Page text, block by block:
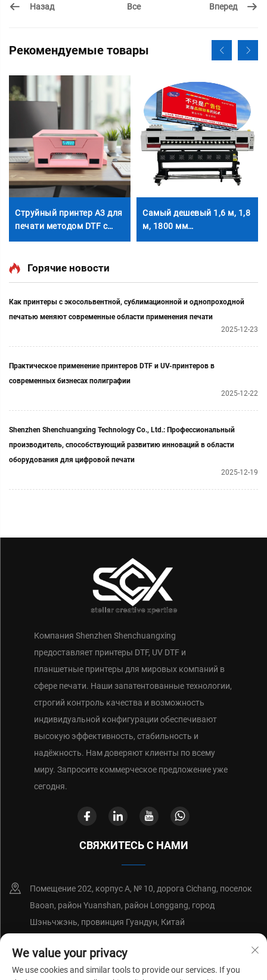
Назад Все Вперед
Рекомендуемые товары
Струйный принтер A3 для
печати методом DTF с
печати футболок, наборы
на одежде методом
термопереноса
Самый дешевый 1,6 м, 1,8
м, 1800 мм
наружной рекламы
Горячие новости
Как принтеры с экосольвентной, сублимационной и однопроходной
печатью меняют современные области применения печати
2025-12-23
Практическое применение принтеров DTF и UV-принтеров в
современных бизнесах полиграфии
2025-12-22
Shenzhen Shenchuangxing Technology Co., Ltd.: Профессиональный
производитель, способствующий развитию инноваций в области
оборудования для цифровой печати
2025-12-19
Компания Shenzhen Shenchuangxing
предоставляет принтеры DTF, UV DTF и
планшетные принтеры для мировых компаний в
сфере печати. Наши запатентованные технологии,
строгий контроль качества и возможность
индивидуальной конфигурации обеспечивают
высокую эффективность, стабильность и
надёжность. Нам доверяют клиенты по всему
миру. Запросите коммерческое предложение уже
сегодня.
СВЯЖИТЕСЬ С НАМИ
Помещение 202, корпус А, № 10, дорога Cichang, поселок
Baoan, район Yuanshan, район Longgang, город
Шэньчжэнь, провинция Гуандун, Китай
+86-18214652676
[email protected]
We value your privacy
We use cookies and similar tools to provide our services. If you